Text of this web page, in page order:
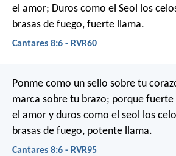
el amor; Duros como el Seol los
brasas de fuego, fuerte llama.
Cantares 8:6 - RVR60
Ponme como un sello sobre tu
marca sobre tu brazo; porque
el amor y duros como el seol los
brasas de fuego, potente llama.
Cantares 8:6 - RVR95